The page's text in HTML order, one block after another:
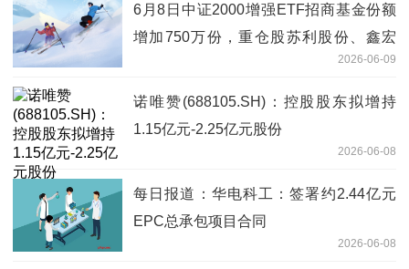
6月8日中证2000增强ETF招商基金份额
增加750万份，重仓股苏利股份、鑫宏
2026-06-09
诺唯赞(688105.SH)：控股股东拟增持
1.15亿元-2.25亿元股份
2026-06-08
每日报道：华电科工：签署约2.44亿元
EPC总承包项目合同
2026-06-08